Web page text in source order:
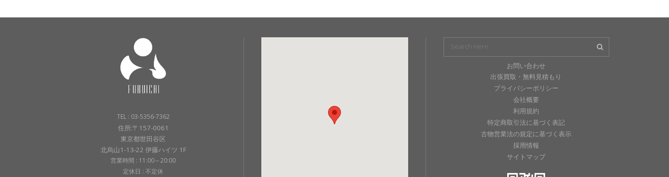
TEL : 03-5356-7362
住所:〒157-0061
東京都世田谷区
北烏山1-13-22 伊藤ハイツ 1F
営業時間 : 11:00～20:00
定休日 : 不定休
お問い合わせ
出張買取・無料見積もり
プライバシーポリシー
会社概要
利用規約
特定商取引法に基づく表記
古物営業法の規定に基づく表示
採用情報
サイトマップ